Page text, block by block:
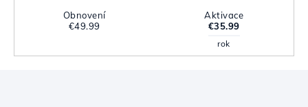
Obnovení
€49.99
Aktivace
€35.99
rok